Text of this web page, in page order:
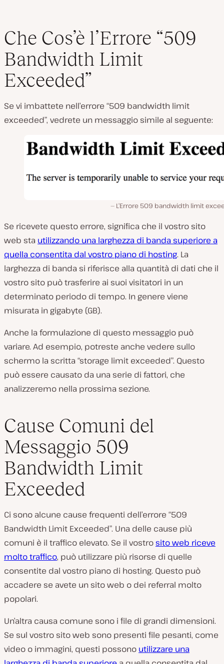
Che Cos’è l’Errore “509
Bandwidth Limit
Exceeded”
Se vi imbattete nell’errore “509 bandwidth limit
exceeded”, vedrete un messaggio simile al seguente:
L’Errore 509 bandwidth limit
Se ricevete questo errore, significa che il vostro sito
web sta utilizzando una larghezza di banda superiore a
quella consentita dal vostro piano di hosting. La
larghezza di banda si riferisce alla quantità di dati che il
vostro sito può trasferire ai suoi visitatori in un
determinato periodo di tempo. In genere viene
misurata in gigabyte (GB).
Anche la formulazione di questo messaggio può
variare. Ad esempio, potreste anche vedere sullo
schermo la scritta “storage limit exceeded”. Questo
può essere causato da una serie di fattori, che
analizzeremo nella prossima sezione.
Cause Comuni del
Messaggio 509
Bandwidth Limit
Exceeded
Ci sono alcune cause frequenti dell’errore “509
Bandwidth Limit Exceeded”. Una delle cause più
comuni è il traffico elevato. Se il vostrosito web riceve
molto traffico, può utilizzare più risorse di quelle
consentite dal vostro piano di hosting. Questo può
accadere se avete un sito web o dei referral molto
popolari.
Un’altra causa comune sono i file di grandi dimensioni.
Se sul vostro sito web sono presenti file pesanti, come
video o immagini, questi possono utilizzare una